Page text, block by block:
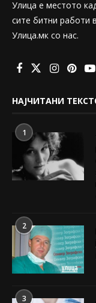
Улица е местото
сите битни работи
Улица.мк со нас.
НАЈЧИТАНИ
1
2
3